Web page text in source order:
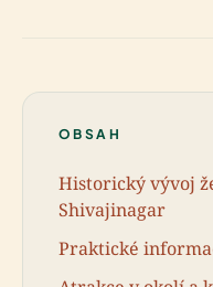
OBSAH
Historický vývoj
Shivajinagar
Praktické